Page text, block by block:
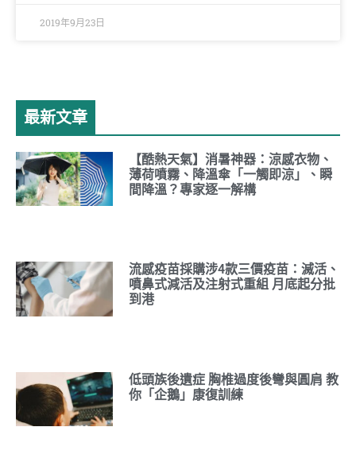
2019年9月23日
最新文章
【酷熱天氣】消暑神器：涼感衣物、
薄荷噴霧、降溫傘「一觸即涼」、瞬
間降溫？專家逐一解構
流感疫苗採購涉4款三價疫苗：滅活、
噴鼻式減活及注射式重組 月底起分批
到港
低頭族後遺症 胸椎過度後彎與圓肩 教
你「企鵝」康復訓練